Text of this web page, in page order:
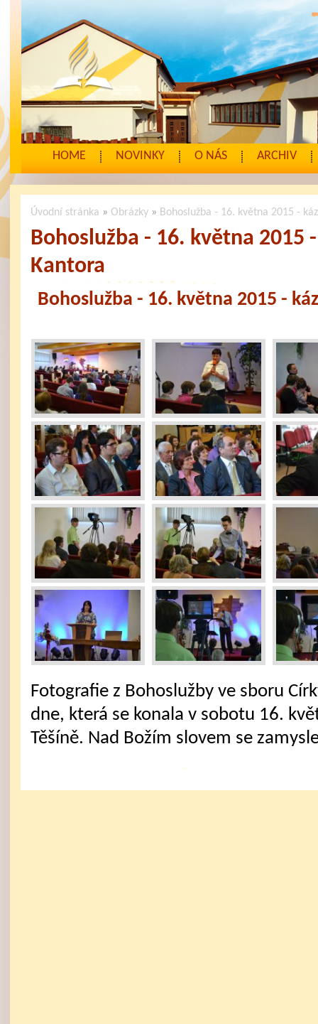
HOME NOVINKY O NÁS ARCHIV
Úvodní stránka » Obrázky » Bohoslužba - 16. května 2015 -
Bohoslužba - 16. května 2015
Kantora
Bohoslužba - 16. května 2015 -
Fotografie z Bohoslužby ve sboru
dne, která se konala v sobotu 16.
Těšíně. Nad Božím slovem se